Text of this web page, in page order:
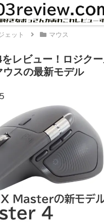
ェット マウス
レビュー！ロジク
ウスの最新モデル